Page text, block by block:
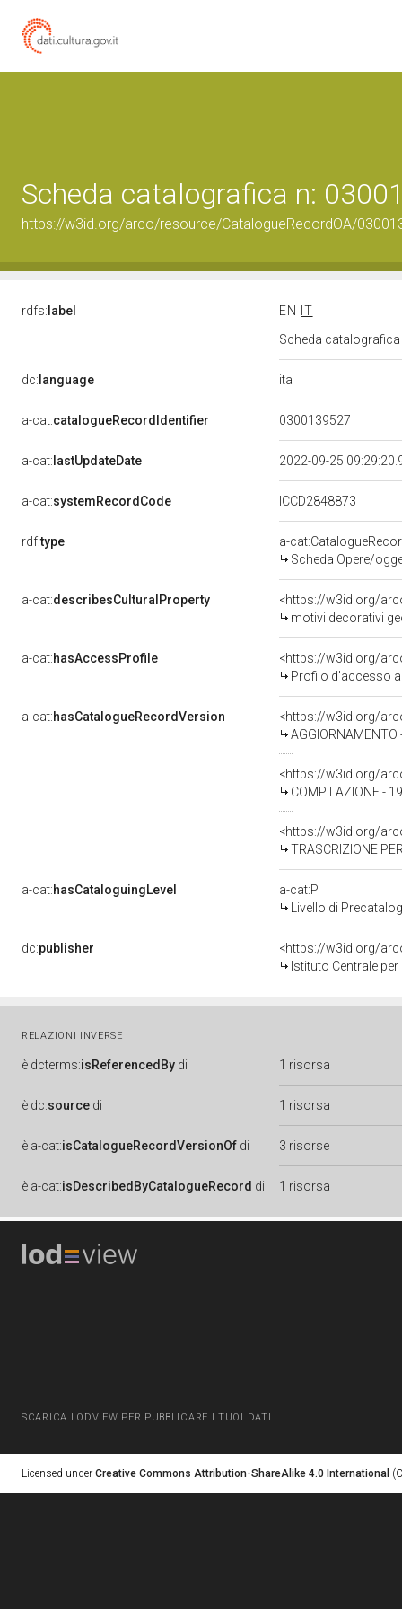
Scheda catalografica n:
https://w3id.org/arco/resource/CatalogueRecordOA/
rdfs: label EN
IT
Scheda
dc: language ita
a-cat:catalogueRecordIdentifier 0300139527
a-cat: lastUpdateDate 2022-09-25
a-cat:systemRecordCode ICCD2848873
rdf:type
a-
Scheda Opere/
a-cat:describesCulturalProperty
<https://w3id.org/
motivi decorativi
a-cat:hasAccessProfile
<https://w3id.org/
Profilo d'accesso
a-cat:hasCatalogueRecordVersion
<https://w3id.org/
AGGIORNAMENTO
<https://w3id.org/
COMPILAZIONE -
<https://w3id.org/
TRASCRIZIONE
a-cat:hasCataloguingLevel
a-cat:P
Livello di
dc:publisher
<https://w3id.org/
Istituto Centrale
RELAZIONI INVERSE
è dcterms:isReferencedBy di 1 risorsa
è dc:source di 1 risorsa
è a-cat:isCatalogueRecordVersionOf di 3 risorse
è a-cat:isDescribedByCatalogueRecord di 1 risorsa
SCARICA LODVIEW PER PUBBLICARE I TUOI DATI
Licensed under Creative Commons Attribution-ShareAlike 4.0 International